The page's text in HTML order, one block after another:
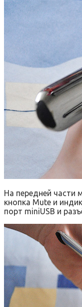
На передней части
кнопка Mute и
порт miniUSB и